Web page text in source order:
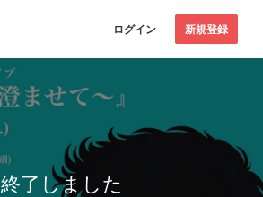
ログイン 新規登録
終了しました